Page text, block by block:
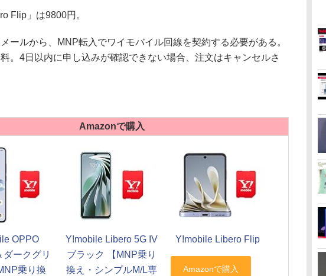
Flip」は9800円。
ールから、MNP転入でワイモバイル回線を契約する必要がある。
。4日以内に申し込みが確認できない場合、注文はキャンセルさ
Amazonで購入
OPPO
ダークグリ
乗り換
Y!mobile Libero 5G IV
ブラック 【MNP乗り
換え・シンプルM/L専
Y!mobile Libero Flip